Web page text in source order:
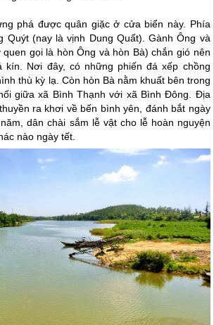
phá được quân giặc ở cửa biển này. Phía
Quýt (nay là vịnh Dung Quất). Gành Ông và
gọi là hòn Ông và hòn Bà) chắn gió nên
kín. Nơi đây, có những phiến đá xếp chồng
thù kỳ lạ. Còn hòn Bà nằm khuất bên trong
giữa xã Bình Thạnh với xã Bình Đông. Địa
ra khơi về bến bình yên, đánh bắt ngày
dân chài sắm lễ vật cho lễ hoàn nguyện
nào ngày tết.